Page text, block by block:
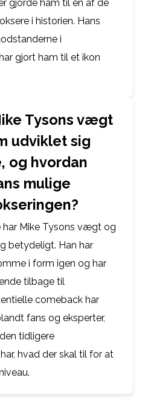
gjorde ham til en af de
i historien. Hans
i
gjort ham til et ikon
Tysons vægt
udviklet sig
og hvordan
mulige
har Mike Tysons vægt og
betydeligt. Han har
i form igen og har
tilbage til
comeback har
fans og eksperter,
tidligere
hvad der skal til for at